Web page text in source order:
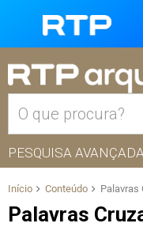
PESQUISA
Início Conteúdo Palavras
Palavras